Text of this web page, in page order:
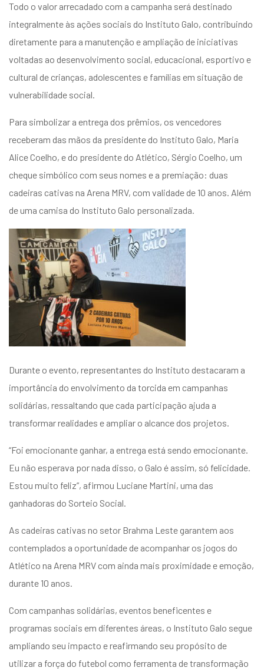
Todo o valor arrecadado com a campanha será destinado
integralmente às ações sociais do Instituto Galo, contribuindo
diretamente para a manutenção e ampliação de iniciativas
voltadas ao desenvolvimento social, educacional, esportivo e
cultural de crianças, adolescentes e famílias em situação de
vulnerabilidade social.
Para simbolizar a entrega dos prêmios, os vencedores
receberam das mãos da presidente do Instituto Galo, Maria
Alice Coelho, e do presidente do Atlético, Sérgio Coelho, um
cheque simbólico com seus nomes e a premiação: duas
cadeiras cativas na Arena MRV, com validade de 10 anos. Além
de uma camisa do Instituto Galo personalizada.
Durante o evento, representantes do Instituto destacaram a
importância do envolvimento da torcida em campanhas
solidárias, ressaltando que cada participação ajuda a
transformar realidades e ampliar o alcance dos projetos.
“Foi emocionante ganhar, a entrega está sendo emocionante.
Eu não esperava por nada disso, o Galo é assim, só felicidade.
Estou muito feliz”, afirmou Luciane Martini, uma das
ganhadoras do Sorteio Social.
As cadeiras cativas no setor Brahma Leste garantem aos
contemplados a oportunidade de acompanhar os jogos do
Atlético na Arena MRV com ainda mais proximidade e emoção,
durante 10 anos.
Com campanhas solidárias, eventos beneficentes e
programas sociais em diferentes áreas, o Instituto Galo segue
ampliando seu impacto e reafirmando seu propósito de
utilizar a força do futebol como ferramenta de transformação